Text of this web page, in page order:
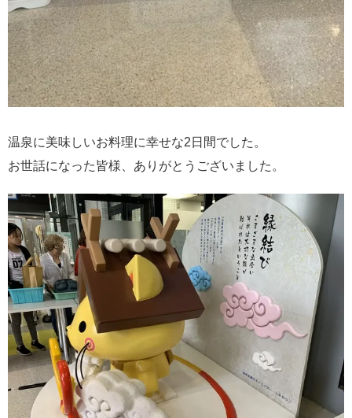
温泉に美味しいお料理に幸せな2日間でした。
お世話になった皆様、ありがとうございました。